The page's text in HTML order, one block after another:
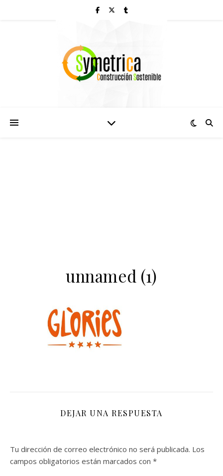
unnamed (1)
DEJAR UNA RESPUESTA
Tu dirección de correo electrónico no será publicada. Los
campos obligatorios están marcados con *